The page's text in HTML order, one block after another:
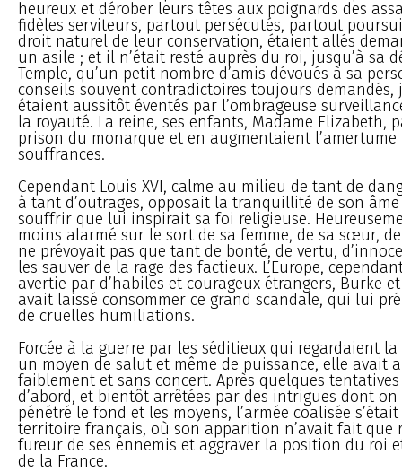
heureux et dérober leurs têtes aux poignards des
fidèles serviteurs, partout persécutés, partout
droit naturel de leur conservation, étaient allés
un asile ; et il n’était resté auprès du roi, jusqu’à sa
Temple, qu’un petit nombre d’amis dévoués à sa
conseils souvent contradictoires toujours demandés,
étaient aussitôt éventés par l’ombrageuse
la royauté. La reine, ses enfants, Madame Elizabeth,
prison du monarque et en augmentaient
souffrances.
Cependant Louis XVI, calme au milieu de tant de
à tant d’outrages, opposait la tranquillité de son
souffrir que lui inspirait sa foi religieuse.
moins alarmé sur le sort de sa femme, de sa sœur,
ne prévoyait pas que tant de bonté, de vertu,
les sauver de la rage des factieux. L’Europe,
avertie par d’habiles et courageux étrangers, Burke
avait laissé consommer ce grand scandale, qui lui
de cruelles humiliations.
Forcée à la guerre par les séditieux qui regardaient la
un moyen de salut et même de puissance, elle avait
faiblement et sans concert. Après quelques
d’abord, et bientôt arrêtées par des intrigues dont on
pénétré le fond et les moyens, l’armée coalisée
territoire français, où son apparition n’avait fait que
fureur de ses ennemis et aggraver la position du roi
de la France.